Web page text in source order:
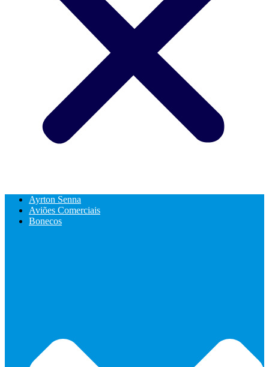
Ayrton Senna
Aviões Comerciais
Bonecos